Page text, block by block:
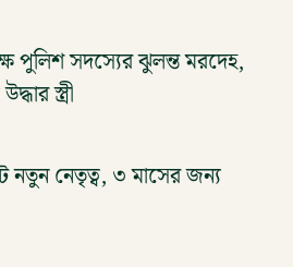
পুলিশ সদস্যের ঝুলন্ত মরদেহ,
স্ত্রী
নতুন নেতৃত্ব, ৩ মাসের জন্য